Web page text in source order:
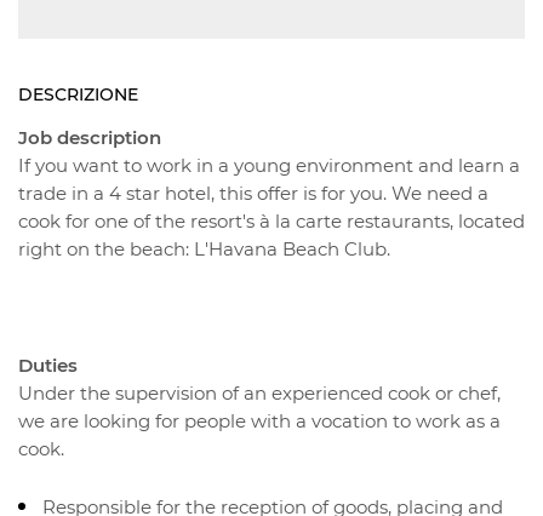
DESCRIZIONE
Job description
If you want to work in a young environment and learn a
trade in a 4 star hotel, this offer is for you. We need a
cook for one of the resort's à la carte restaurants, located
right on the beach: L'Havana Beach Club.
Duties
Under the supervision of an experienced cook or chef,
we are looking for people with a vocation to work as a
cook.
Responsible for the reception of goods, placing and